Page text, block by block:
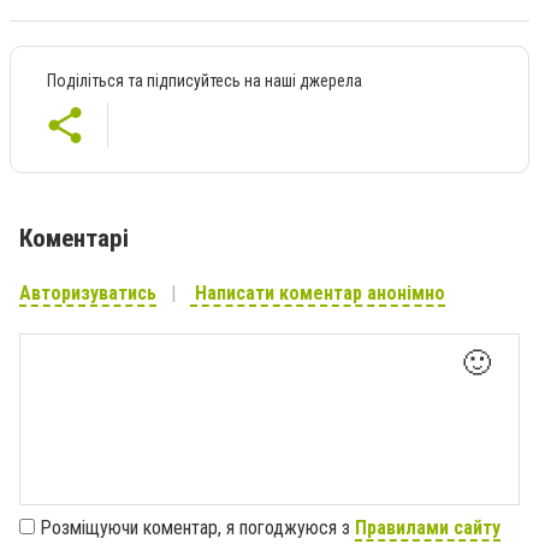
Поділіться та підписуйтесь на наші джерела
Коментарі
Авторизуватись Написати коментар анонімно
🙂
Розміщуючи коментар, я погоджуюся з Правилами сайту